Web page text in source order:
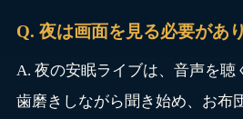
Q. 夜は画面を見る必要があ
A. 夜の安眠ライブは、音声を聴
歯磨きしながら聞き始め、お布